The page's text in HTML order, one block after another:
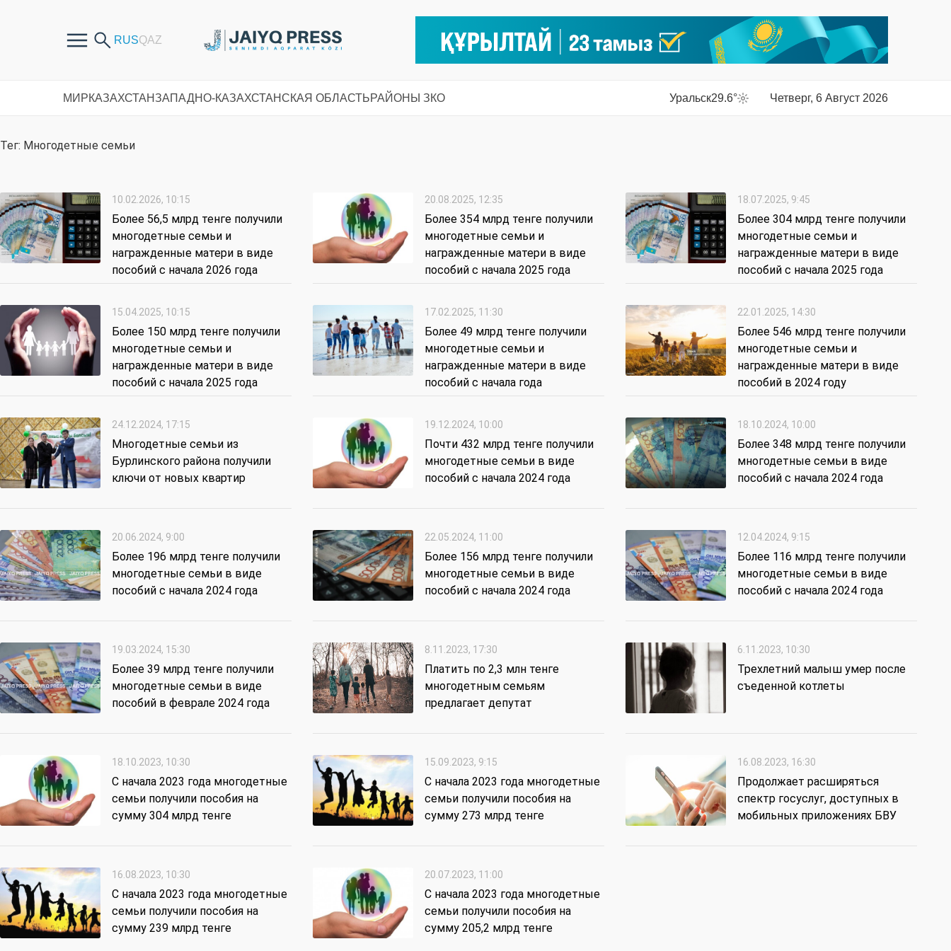
МИРКАЗАХСТАНЗАПАДНО-КАЗАХСТАНСКАЯ ОБЛАСТЬРАЙОНЫ ЗКО Уральск29.6° Четверг, 6 Август 2026
Тег: Многодетные семьи
10.02.2026, 10:15
Более 56,5 млрд тенге получили
многодетные семьи и
награжденные матери в виде
пособий с начала 2026 года
20.08.2025, 12:35
Более 354 млрд тенге получили
многодетные семьи и
награжденные матери в виде
пособий с начала 2025 года
18.07.2025, 9:45
Более 304 млрд тенге получили
многодетные семьи и
награжденные матери в виде
пособий с начала 2025 года
15.04.2025, 10:15
Более 150 млрд тенге получили
многодетные семьи и
награжденные матери в виде
пособий с начала 2025 года
17.02.2025, 11:30
Более 49 млрд тенге получили
многодетные семьи и
награжденные матери в виде
пособий с начала года
22.01.2025, 14:30
Более 546 млрд тенге получили
многодетные семьи и
награжденные матери в виде
пособий в 2024 году
24.12.2024, 17:15
Многодетные семьи из
Бурлинского района получили
ключи от новых квартир
19.12.2024, 10:00
Почти 432 млрд тенге получили
многодетные семьи в виде
пособий с начала 2024 года
18.10.2024, 10:00
Более 348 млрд тенге получили
многодетные семьи в виде
пособий с начала 2024 года
20.06.2024, 9:00
Более 196 млрд тенге получили
многодетные семьи в виде
пособий с начала 2024 года
22.05.2024, 11:00
Более 156 млрд тенге получили
многодетные семьи в виде
пособий с начала 2024 года
12.04.2024, 9:15
Более 116 млрд тенге получили
многодетные семьи в виде
пособий с начала 2024 года
19.03.2024, 15:30
Более 39 млрд тенге получили
многодетные семьи в виде
пособий в феврале 2024 года
8.11.2023, 17:30
Платить по 2,3 млн тенге
многодетным семьям
предлагает депутат
6.11.2023, 10:30
Трехлетний малыш умер после
съеденной котлеты
18.10.2023, 10:30
С начала 2023 года многодетные
семьи получили пособия на
сумму 304 млрд тенге
15.09.2023, 9:15
С начала 2023 года многодетные
семьи получили пособия на
сумму 273 млрд тенге
16.08.2023, 16:30
Продолжает расширяться
спектр госуслуг, доступных в
мобильных приложениях БВУ
16.08.2023, 10:30
С начала 2023 года многодетные
семьи получили пособия на
сумму 239 млрд тенге
20.07.2023, 11:00
С начала 2023 года многодетные
семьи получили пособия на
сумму 205,2 млрд тенге